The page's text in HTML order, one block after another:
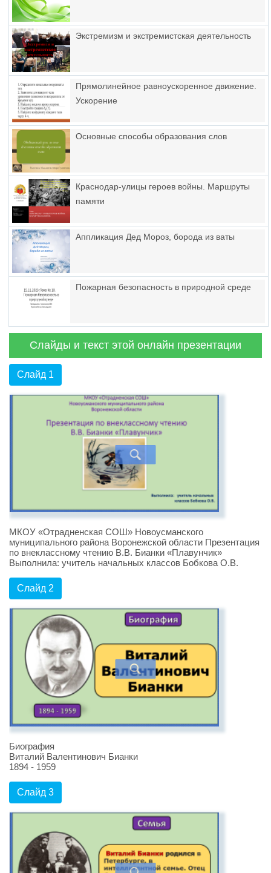
Экстремизм и экстремистская деятельность
Прямолинейное равноускоренное движение.
Ускорение
Основные способы образования слов
Краснодар-улицы героев войны. Маршруты
памяти
Аппликация Дед Мороз, борода из ваты
Пожарная безопасность в природной среде
Слайды и текст этой онлайн презентации
Слайд 1
МКОУ «Отрадненская СОШ» Новоусманского
муниципального района Воронежской области Презентация
по внеклассному чтению В.В. Бианки «Плавунчик»
Выполнила: учитель начальных классов Бобкова О.В.
Слайд 2
Биография
Виталий Валентинович Бианки
1894 - 1959
Слайд 3